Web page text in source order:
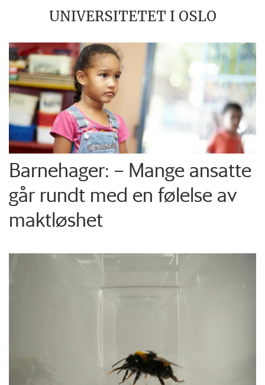
UNIVERSITETET I OSLO
Barnehager: – Mange ansatte
går rundt med en følelse av
maktløshet